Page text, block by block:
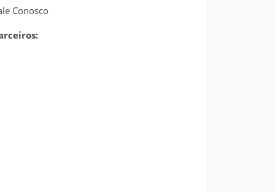
Conosco